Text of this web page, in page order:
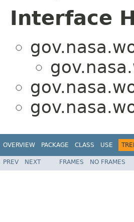
Interface
OVERVIEW PACKAGE CLASS USE
PREV NEXT FRAMES NO FRAMES